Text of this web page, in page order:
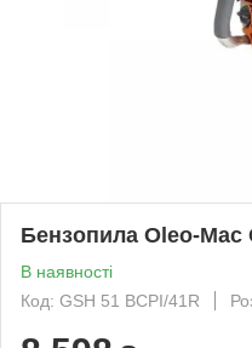
Бензопила Oleo-Mac
В наявності
Код: GSH 51 BCPI/41R